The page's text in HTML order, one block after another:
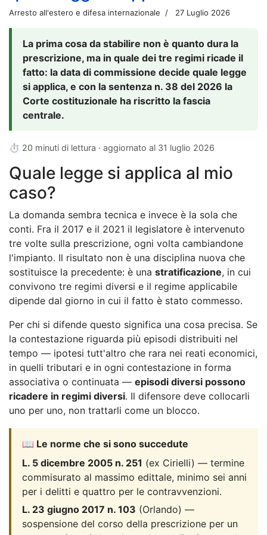
Arresto all'estero e difesa internazionale 27 Luglio 2026
La prima cosa da stabilire non è quanto dura la
prescrizione, ma in quale dei tre regimi ricade il
fatto: la data di commissione decide quale legge
si applica, e con la sentenza n. 38 del 2026 la
Corte costituzionale ha riscritto la fascia
centrale.
⏱ 20 minuti di lettura · aggiornato al 31 luglio 2026
Quale legge si applica al mio
caso?
La domanda sembra tecnica e invece è la sola che
conti. Fra il 2017 e il 2021 il legislatore è intervenuto
tre volte sulla prescrizione, ogni volta cambiandone
l'impianto. Il risultato non è una disciplina nuova che
sostituisce la precedente: è una stratificazione, in cui
convivono tre regimi diversi e il regime applicabile
dipende dal giorno in cui il fatto è stato commesso.
Per chi si difende questo significa una cosa precisa. Se
la contestazione riguarda più episodi distribuiti nel
tempo — ipotesi tutt'altro che rara nei reati economici,
in quelli tributari e in ogni contestazione in forma
associativa o continuata — episodi diversi possono
ricadere in regimi diversi. Il difensore deve collocarli
uno per uno, non trattarli come un blocco.
📖 Le norme che si sono succedute
L. 5 dicembre 2005 n. 251 (ex Cirielli) — termine
commisurato al massimo edittale, minimo sei anni
per i delitti e quattro per le contravvenzioni.
L. 23 giugno 2017 n. 103 (Orlando) —
sospensione del corso della prescrizione per un